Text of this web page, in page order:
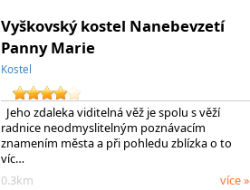
Vyškovský kostel Nanebevzetí
Panny Marie
Kostel
Jeho zdaleka viditelná věž je spolu s věží
radnice neodmyslitelným poznávacím
znamením města a při pohledu zblízka o to
víc…
0.3km
více »